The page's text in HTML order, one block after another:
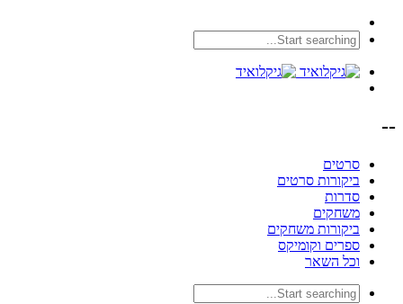
--
סרטים
ביקורות סרטים
סדרות
משחקים
ביקורות משחקים
ספרים וקומיקס
וכל השאר